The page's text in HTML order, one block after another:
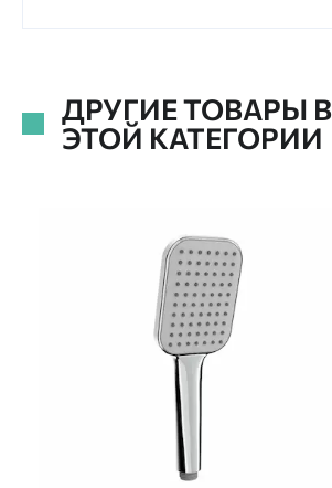
ДРУГИЕ ТОВАРЫ В
ЭТОЙ КАТЕГОРИИ